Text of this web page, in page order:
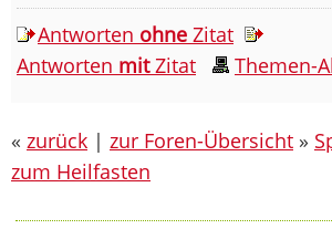
Antworten ohne Zitat
Antworten mitZitat Themen-
« zurück | zur Foren-Übersicht »
zum Heilfasten